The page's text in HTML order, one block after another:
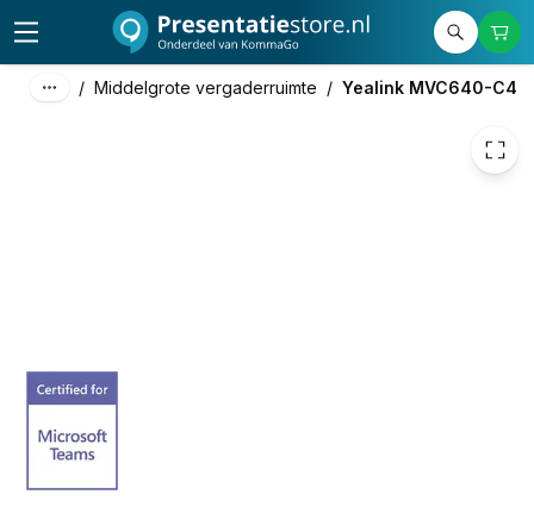
/ Middelgrote vergaderruimte / Yealink MVC640-C4
3.899,00 excl. btw
4.717,79 incl. btw